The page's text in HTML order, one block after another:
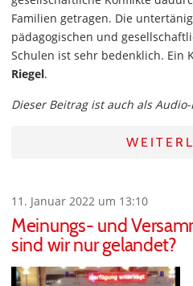
Familien getragen. Die
pädagogischen und
Schulen ist sehr bedenklich. Ein
Riegel.
Dieser Beitrag ist auch als
11. Januar 2022 um 13:10
Meinungs- und
sind wir nur gelandet?